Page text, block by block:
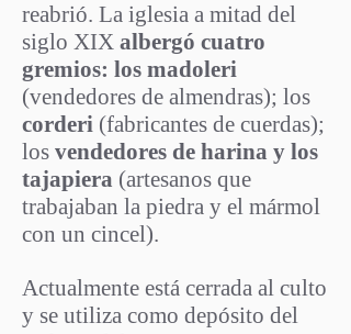
reabrió. La iglesia a mitad del
siglo XIX albergó cuatro
gremios: los madoleri
(vendedores de almendras); los
corderi (fabricantes de cuerdas);
los vendedores de harina y los
tajapiera (artesanos que
trabajaban la piedra y el mármol
con un cincel).
Actualmente está cerrada al culto
y se utiliza como depósito del